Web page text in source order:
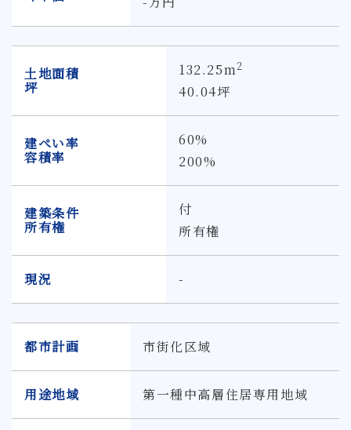
土地面積
坪
132.25m2
40.04坪
建ぺい率
容積率
60%
200%
建築条件
所有権
付
所有権
現況 -
都市計画 市街化区域
用途地域 第一種中高層住居専用地域